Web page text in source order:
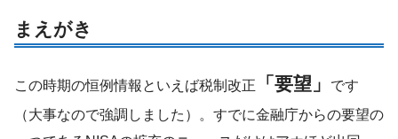
まえがき
この時期の恒例情報といえば税制改正 「要望」
です
（大事なので強調しました）。すでに金融庁からの要望の